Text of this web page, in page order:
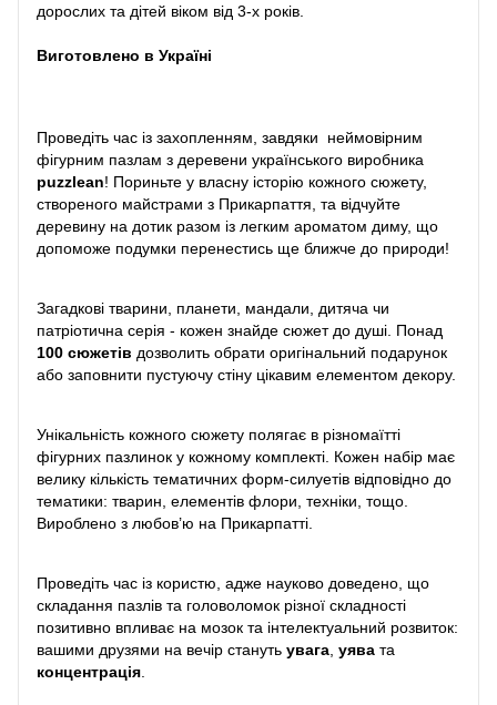
дорослих та дітей віком від 3-х років.
Виготовлено в Україні
Проведіть час із захопленням, завдяки неймовірним
фігурним пазлам з деревени українського виробника
puzzlean! Пориньте у власну історію кожного сюжету,
створеного майстрами з Прикарпаття, та відчуйте
деревину на дотик разом із легким ароматом диму, що
допоможе подумки перенестись ще ближче до природи!
Загадкові тварини, планети, мандали, дитяча чи
патріотична серія - кожен знайде сюжет до душі. Понад
100 сюжетів дозволить обрати оригінальний подарунок
або заповнити пустуючу стіну цікавим елементом декору.
Унікальність кожного сюжету полягає в різномаїтті
фігурних пазлинок у кожному комплекті. Кожен набір має
велику кількість тематичних форм-силуетів відповідно до
тематики: тварин, елементів флори, техніки, тощо.
Вироблено з любов’ю на Прикарпатті.
Проведіть час із користю, адже науково доведено, що
складання пазлів та головоломок різної складності
позитивно впливає на мозок та інтелектуальний розвиток:
вашими друзями на вечір стануть увага уява та
концентрація